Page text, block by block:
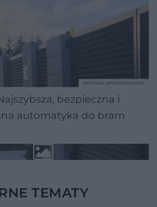
bezpieczna i
automatyka do bram
MATERIAŁ SPONSOROWANY
TEMATY